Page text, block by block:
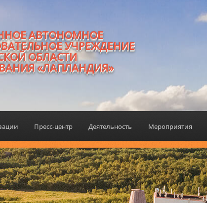
АВТОНОМНОЕ
УЧРЕЖДЕНИЕ
ОБЛАСТИ
«ЛАПЛАНДИЯ»
Пресс-центр Деятельность Мероприятия